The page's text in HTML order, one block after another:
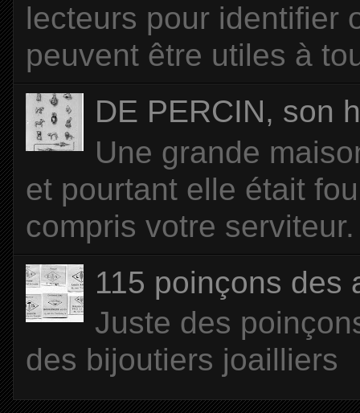
lecteurs pour identifier
peuvent être utiles à
DE PERCIN, son
Une grande
et pourtant elle était
compris votre
115 poinçons des
Juste des
des bijoutiers joailliers